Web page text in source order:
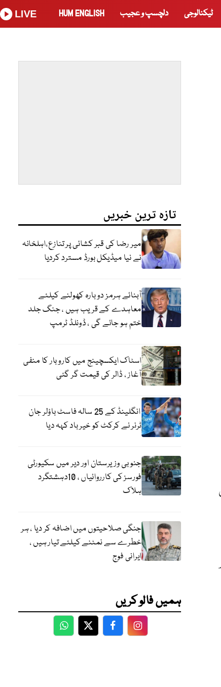
ٹیکنالوجی دلچسپ و عجیب HUM ENGLISH
LIVE
تازہ ترین خبریں
میر رضا کی قبر کشائی پر تنازع،اہلخانہ
نے نیا میڈیکل بورڈ مسترد کردیا
آبنائے ہرمز دوبارہ کھولنے کیلئے
معاہدے کے قریب ہیں ، جنگ جلد
ختم ہو جائے گی ، ڈونلڈ ٹرمپ
اسٹاک ایکسچینج میں کاروبار کا منفی
آغاز ، ڈالر کی قیمت گر گئی
انگلینڈ کے 25 سالہ فاسٹ باؤلر جان
ٹرنر نے کرکٹ کو خیر باد کہہ دیا
جنوبی وزیرستان اور دیر میں سکیورٹی
فورسز کی کارروائیاں ، 10دہشتگرد
ہلاک
جنگی صلاحیتوں میں اضافہ کر دیا ، ہر
خطرے سے نمٹنے کیلئے تیار ہیں ،
ایرانی فوج
ہمیں فالو کریں
WhatsApp
TwitterFacebookFacebook